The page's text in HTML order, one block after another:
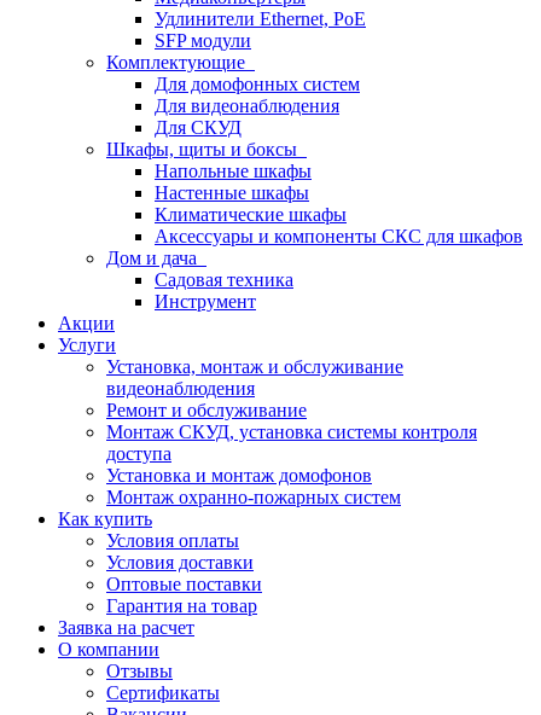
Удлинители Ethernet, PoE
SFP модули
Комплектующие
Для домофонных систем
Для видеонаблюдения
Для СКУД
Шкафы, щиты и боксы
Напольные шкафы
Настенные шкафы
Климатические шкафы
Аксессуары и компоненты СКС для шкафов
Дом и дача
Садовая техника
Инструмент
Акции
Услуги
Установка, монтаж и обслуживание
видеонаблюдения
Ремонт и обслуживание
Монтаж СКУД, установка системы контроля
доступа
Установка и монтаж домофонов
Монтаж охранно-пожарных систем
Как купить
Условия оплаты
Условия доставки
Оптовые поставки
Гарантия на товар
Заявка на расчет
О компании
Отзывы
Сертификаты